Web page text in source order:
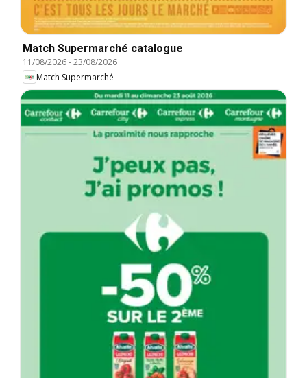
Match Supermarché catalogue
11/08/2026-23/08/2026
Match Supermarché